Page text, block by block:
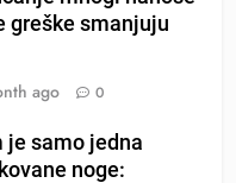
greške smanjuju
ago 0
je samo jedna
noge: